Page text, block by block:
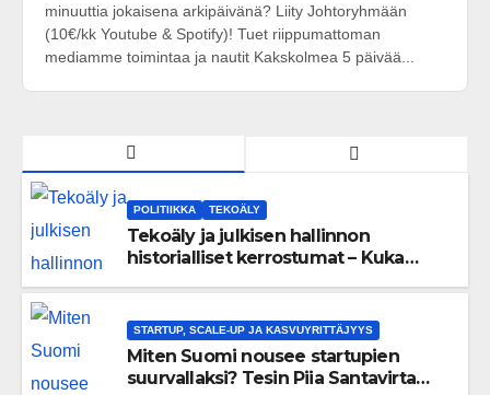
minuuttia jokaisena arkipäivänä? Liity Johtoryhmään
(10€/kk Youtube & Spotify)! Tuet riippumattoman
mediamme toimintaa ja nautit Kakskolmea 5 päivää...
POLITIIKKA TEKOÄLY
Tekoäly ja julkisen hallinnon
historialliset kerrostumat – Kuka
STARTUP, SCALE-UP JA KASVUYRITTÄJYYS
Miten Suomi nousee startupien
suurvallaksi? Tesin Piia Santavirta